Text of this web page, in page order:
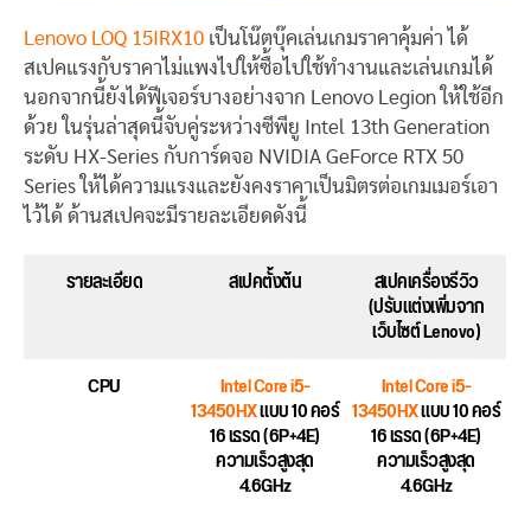
Lenovo LOQ 15IRX10 เป็นโน๊ตบุ๊คเล่นเกมราคาคุ้มค่า ได้
สเปคแรงกับราคาไม่แพงไปให้ซื้อไปใช้ทำงานและเล่นเกมได้
นอกจากนี้ยังได้ฟีเจอร์บางอย่างจาก Lenovo Legion ให้ใช้อีก
ด้วย ในรุ่นล่าสุดนี้จับคู่ระหว่างซีพียู Intel 13th Generation
ระดับ HX-Series กับการ์ดจอ NVIDIA GeForce RTX 50
Series ให้ได้ความแรงและยังคงราคาเป็นมิตรต่อเกมเมอร์เอา
ไว้ได้ ด้านสเปคจะมีรายละเอียดดังนี้
รายละเอียด สเปคตั้งต้น สเปคเครื่องรีวิว
(ปรับแต่งเพิ่มจาก
เว็บไซต์ Lenovo)
CPU
Intel Core i5-
13450HXแบบ 10 คอร์
16 เธรด (6P+4E)
ความเร็วสูงสุด
4.6GHz
Intel Core i5-
13450HXแบบ 10 คอร์
16 เธรด (6P+4E)
ความเร็วสูงสุด
4.6GHz